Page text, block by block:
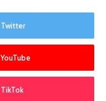
Twitter
YouTube
TikTok